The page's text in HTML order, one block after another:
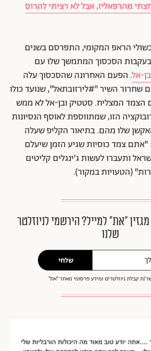
מהרפאליז, אבל לא רציתי להרוס
הראפ המקומי, התפרסם בשנים
בעקבות הסכסוך המתמשך שלו עם
אל. הפעם האחרונה שהסכסוך עלה
שחרור השיר "#לירזובתאל", שנועד כולו
המצליח. סטטיק ובן-אל לא ממש
הזו, שמתווספת לאוסף הנסיונות
שלו מהם. בתיאור הקליפ שעלה
כתב: "אתם צמד כוסיות שגיע הזמן שיעלם
ותעברו לעשות ג'ינגלים קליטים
(הטעויות במקור).
״את״ למייל? הירשמי לניוזלטר
שלנו
שלחי
ת קבלת ניוזלטרים ומידע פרסומי מאתר ״את״